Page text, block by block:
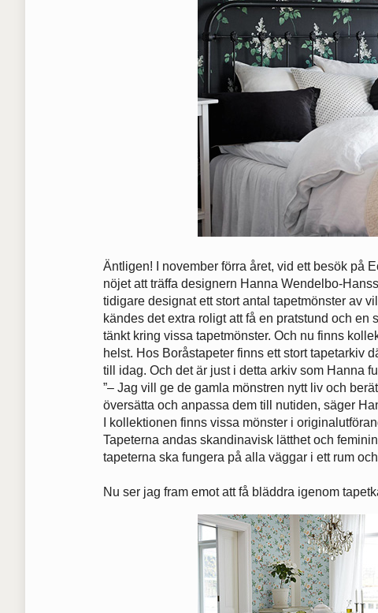
Äntligen! I november förra året, vid ett besök på
nöjet att träffa designern Hanna Wendelbo-
tidigare designat ett stort antal tapetmönster av
kändes det extra roligt att få en pratstund och
tänkt kring vissa tapetmönster. Och nu finns
helst. Hos Boråstapeter finns ett stort tapetarkiv
till idag. Och det är just i detta arkiv som Hanna
”– Jag vill ge de gamla mönstren nytt liv och
översätta och anpassa dem till nutiden, säger
I kollektionen finns vissa mönster i
Tapeterna andas skandinavisk lätthet och
tapeterna ska fungera på alla väggar i ett rum
Nu ser jag fram emot att få bläddra igenom